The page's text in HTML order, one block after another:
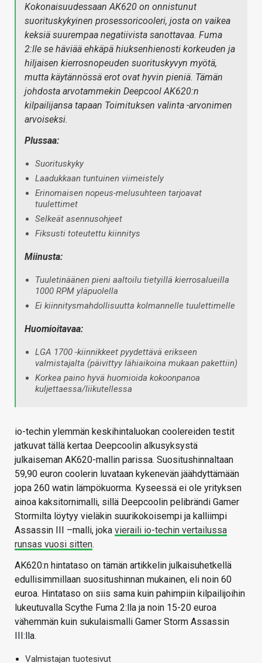
Kokonaisuudessaan AK620 on onnistunut
suorituskykyinen prosessoricooleri, josta on vaikea
keksiä suurempaa negatiivista sanottavaa. Fuma
2:lle se häviää ehkäpä hiuksenhienosti korkeuden ja
hiljaisen kierrosnopeuden suorituskyvyn myötä,
mutta käytännössä erot ovat hyvin pieniä. Tämän
johdosta arvotammekin Deepcool AK620:n
kilpailijansa tapaan Toimituksen valinta -arvonimen
arvoiseksi.
Plussaa:
Suorituskyky
Laadukkaan tuntuinen viimeistely
Erinomaisen nopeus-melusuhteen tarjoavat
tuulettimet
Selkeät asennusohjeet
Fiksusti toteutettu kiinnitys
Miinusta:
Tuuletinäänen pieni aaltoilu tietyillä kierrosalueilla
1000 RPM yläpuolella
Ei kiinnitysmahdollisuutta kolmannelle tuulettimelle
Huomioitavaa:
LGA 1700 -kiinnikkeet pyydettävä erikseen
valmistajalta (päivittyy lähiaikoina mukaan pakettiin)
Korkea paino hyvä huomioida kokoonpanoa
kuljettaessa/liikutellessa
io-techin ylemmän keskihintaluokan coolereiden testit
jatkuvat tällä kertaa Deepcoolin alkusyksystä
julkaiseman AK620-mallin parissa. Suositushinnaltaan
59,90 euron coolerin luvataan kykenevän jäähdyttämään
jopa 260 watin lämpökuorma. Kyseessä ei ole yrityksen
ainoa kaksitornimalli, sillä Deepcoolin pelibrändi Gamer
Stormilta löytyy vieläkin suurikokoisempi ja kalliimpi
Assassin III –malli, joka vieraili io-techin vertailussa
runsas vuosi sitten.
AK620:n hintataso on tämän artikkelin julkaisuhetkellä
edullisimmillaan suositushinnan mukainen, eli noin 60
euroa. Hintataso on siis sama kuin pahimpiin kilpailijoihin
lukeutuvalla Scythe Fuma 2:lla ja noin 15-20 euroa
vähemmän kuin sukulaismalli Gamer Storm Assassin
III:lla.
Valmistajan tuotesivut